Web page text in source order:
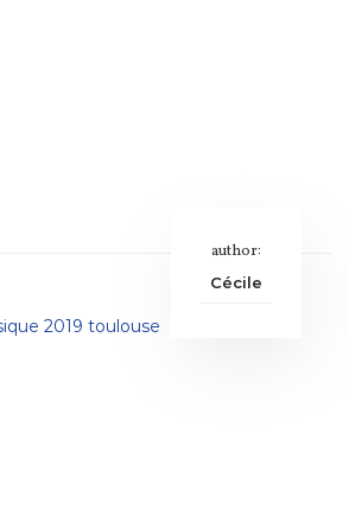
author:
Cécile